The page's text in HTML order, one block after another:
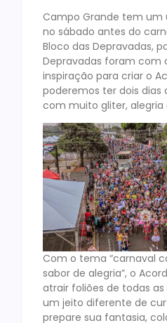
Campo Grande tem um
no sábado antes do
Bloco das Depravadas,
Depravadas foram com
inspiração para criar o
poderemos ter dois dias
com muito gliter, alegria
Com o tema “carnaval
sabor de alegria”, o
atrair foliões de todas
um jeito diferente de
prepare sua fantasia,